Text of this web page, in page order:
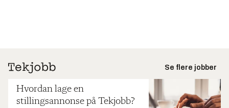
Se flere jobber
Hvordan lage en
stillingsannonse på Tekjobb?